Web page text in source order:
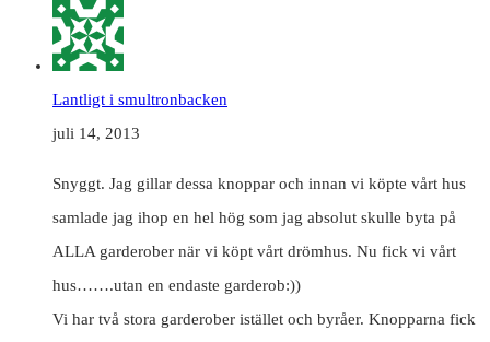
Lantligt i smultronbacken
juli 14, 2013
Snyggt. Jag gillar dessa knoppar och innan vi köpte vårt hus
samlade jag ihop en hel hög som jag absolut skulle byta på
ALLA garderober när vi köpt vårt drömhus. Nu fick vi vårt
hus…….utan en endaste garderob:))
Vi har två stora garderober istället och byråer. Knopparna fick